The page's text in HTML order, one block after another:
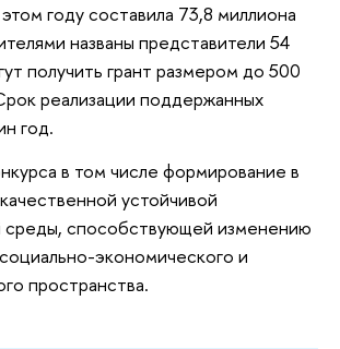
году составила 73,8 миллиона
названы представители 54
получить грант размером до 500
реализации поддержанных
год.
в том числе формирование в
устойчивой
среды, способствующей изменению
экономического и
пространства.